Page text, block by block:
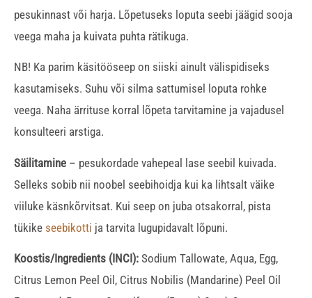
pesukinnast või harja. Lõpetuseks loputa seebi jäägid sooja
veega maha ja kuivata puhta rätikuga.
NB! Ka parim käsitööseep on siiski ainult välispidiseks
kasutamiseks. Suhu või silma sattumisel loputa rohke
veega. Naha ärrituse korral lõpeta tarvitamine ja vajadusel
konsulteeri arstiga.
Säilitamine – pesukordade vahepeal lase seebil kuivada.
Selleks sobib nii noobel seebihoidja kui ka lihtsalt väike
viiluke käsnkõrvitsat. Kui seep on juba otsakorral, pista
tükike seebikotti ja tarvita lugupidavalt lõpuni.
Koostis/Ingredients (INCI): Sodium Tallowate, Aqua, Egg,
Citrus Lemon Peel Oil, Citrus Nobilis (Mandarine) Peel Oil